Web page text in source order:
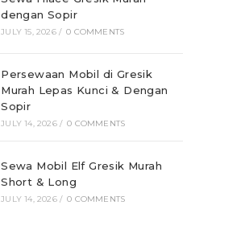
dengan Sopir
JULY 15, 2026 / 0 COMMENTS
Persewaan Mobil di Gresik
Murah Lepas Kunci & Dengan
Sopir
JULY 14, 2026 / 0 COMMENTS
Sewa Mobil Elf Gresik Murah
Short & Long
JULY 14, 2026 / 0 COMMENTS